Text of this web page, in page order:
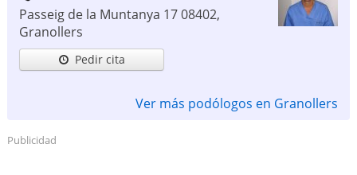
Passeig de la Muntanya 1708402,
Granollers
Pedir cita
Ver más podólogos en Granollers
Publicidad